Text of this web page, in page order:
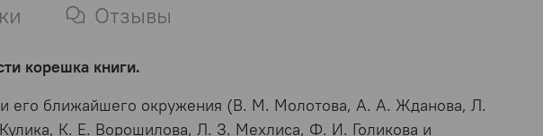
Отзывы
корешка книги.
и его ближайшего окружения (В. М. Молотова, А. А. Жданова, Л.
К. Е. Ворошилова, Л. З. Мехлиса, Ф. И. Голикова и